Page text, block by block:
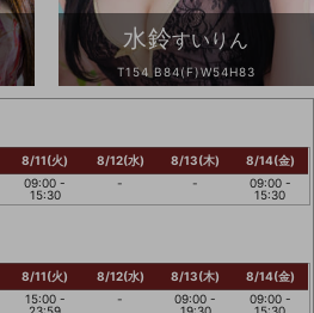
水鈴すいりん
T154 B84(F)W54H83
8/11(火)
09:00 -
15:30
8/12(水)
-
8/13(木)
-
8/14(金)
09:00 -
15:30
8/11(火)
15:00 -
8/12(水)
-
8/13(木)
09:00 -
8/14(金)
09:00 -